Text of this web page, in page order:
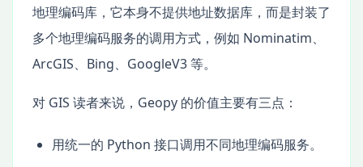
地理编码库，它本身不提供地址数据库，而是封装了
多个地理编码服务的调用方式，例如 Nominatim、
ArcGIS、Bing、GoogleV3 等。
对 GIS 读者来说，Geopy 的价值主要有三点：
用统一的 Python 接口调用不同地理编码服务。